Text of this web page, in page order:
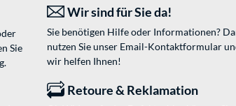
Sie
Wir sind für Sie da!
Sie benötigen Hilfe oder Informationen?
nutzen Sie unser Email-Kontaktformular
wir helfen Ihnen!
Retoure & Reklamation